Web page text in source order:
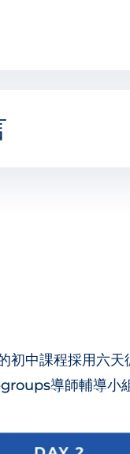
初中課程採用六
導師輔導小